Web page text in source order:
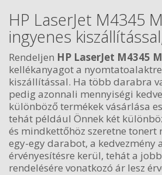
HP LaserJet M4345
ingyenes
Rendeljen HP LaserJet M4345
kellékanyagot a
kiszállítással. Ha több darabra
pedig azonnali mennyiségi
különböző termékek vásárlása
tehát például Önnek két
és mindkettőhöz szeretne tonert
egy-egy darabot, a kedvezmény
érvényesítésre kerül, tehát a
rendelésére vonatkozó ár lesz